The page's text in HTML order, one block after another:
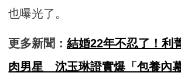
也曝光了。
更多新聞：結婚22年不忍了！利
肉男星 沈玉琳證實爆「包養內幕